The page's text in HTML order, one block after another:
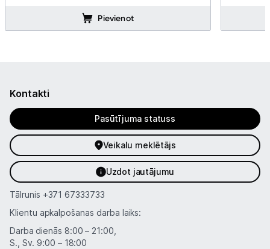
Pievienot
Kontakti
Pasūtījuma statuss
Veikalu meklētājs
Uzdot jautājumu
Tālrunis +371 67333733
Klientu apkalpošanas darba laiks:
Darba dienās 8:00 – 21:00,
S., Sv. 9:00 – 18:00